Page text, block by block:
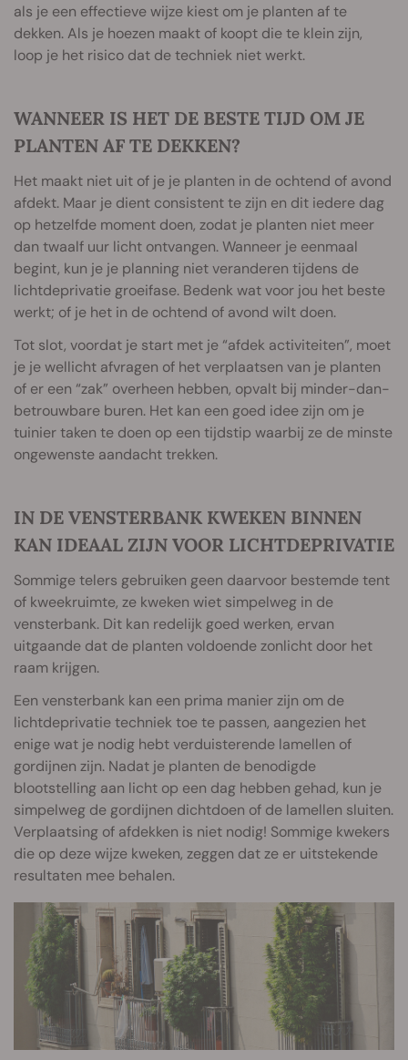
als je een effectieve wijze kiest om je planten af te
dekken. Als je hoezen maakt of koopt die te klein zijn,
loop je het risico dat de techniek niet werkt.
WANNEER IS HET DE BESTE TIJD OM JE
PLANTEN AF TE DEKKEN?
Het maakt niet uit of je je planten in de ochtend of avond
afdekt. Maar je dient consistent te zijn en dit iedere dag
op hetzelfde moment doen, zodat je planten niet meer
dan twaalf uur licht ontvangen. Wanneer je eenmaal
begint, kun je je planning niet veranderen tijdens de
lichtdeprivatie groeifase. Bedenk wat voor jou het beste
werkt; of je het in de ochtend of avond wilt doen.
Tot slot, voordat je start met je “afdek activiteiten”, moet
je je wellicht afvragen of het verplaatsen van je planten
of er een “zak” overheen hebben, opvalt bij minder-dan-
betrouwbare buren. Het kan een goed idee zijn om je
tuinier taken te doen op een tijdstip waarbij ze de minste
ongewenste aandacht trekken.
IN DE VENSTERBANK KWEKEN BINNEN
KAN IDEAAL ZIJN VOOR LICHTDEPRIVATIE
Sommige telers gebruiken geen daarvoor bestemde tent
of kweekruimte, ze kweken wiet simpelweg in de
vensterbank. Dit kan redelijk goed werken, ervan
uitgaande dat de planten voldoende zonlicht door het
raam krijgen.
Een vensterbank kan een prima manier zijn om de
lichtdeprivatie techniek toe te passen, aangezien het
enige wat je nodig hebt verduisterende lamellen of
gordijnen zijn. Nadat je planten de benodigde
blootstelling aan licht op een dag hebben gehad, kun je
simpelweg de gordijnen dichtdoen of de lamellen sluiten.
Verplaatsing of afdekken is niet nodig! Sommige kwekers
die op deze wijze kweken, zeggen dat ze er uitstekende
resultaten mee behalen.